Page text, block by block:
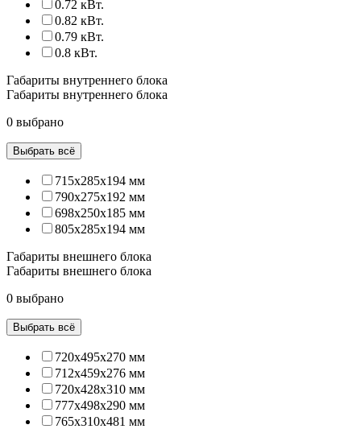
0.72 кВт.
0.82 кВт.
0.79 кВт.
0.8 кВт.
Габариты внутреннего блока
Габариты внутреннего блока
0 выбрано
Выбрать всё
715x285x194 мм
790x275x192 мм
698x250x185 мм
805x285x194 мм
Габариты внешнего блока
Габариты внешнего блока
0 выбрано
Выбрать всё
720x495x270 мм
712x459x276 мм
720x428x310 мм
777x498x290 мм
765x310x481 мм